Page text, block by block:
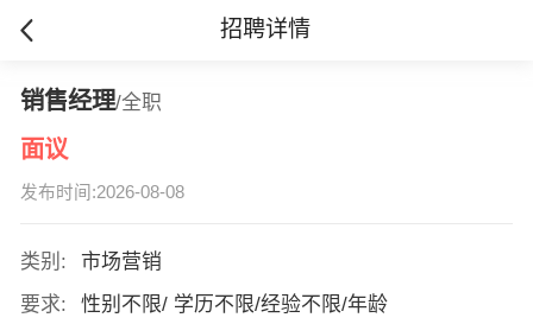
招聘详情
销售经理/全职
面议
发布时间:2026-08-08
类别:
市场营销
要求:
性别不限/ 学历不限/经验不限/年龄